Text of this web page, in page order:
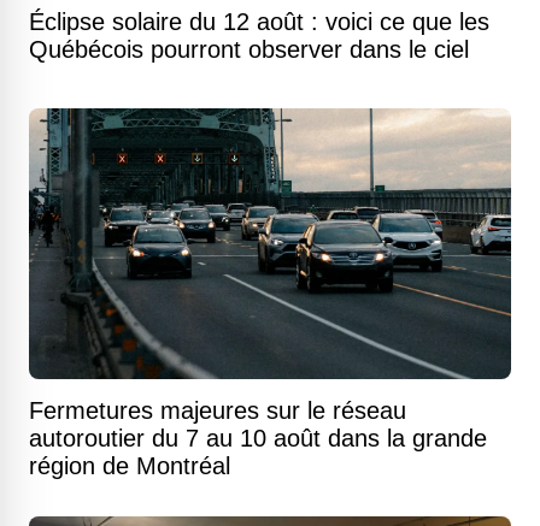
Éclipse solaire du 12 août : voici ce que les
Québécois pourront observer dans le ciel
Fermetures majeures sur le réseau
autoroutier du 7 au 10 août dans la grande
région de Montréal